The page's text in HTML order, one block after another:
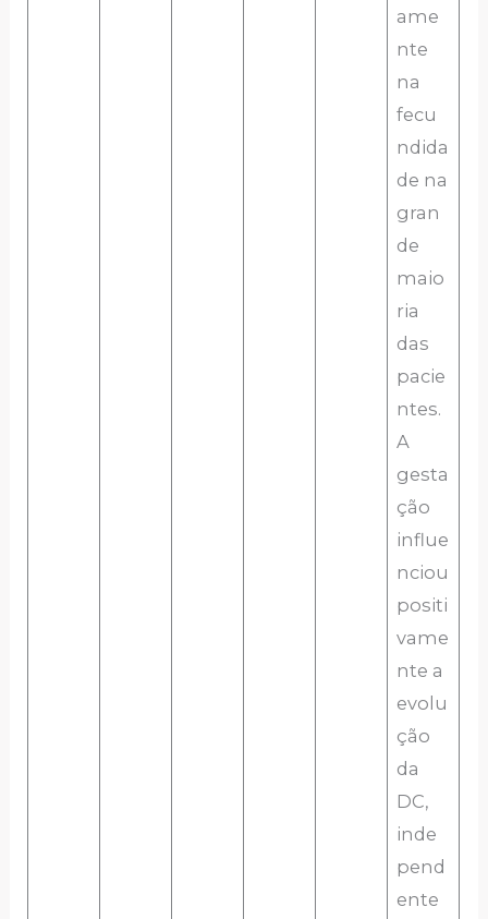
ame
nte
na
fecu
ndida
de na
gran
de
maio
ria
das
pacie
ntes.
A
gesta
ção
influe
nciou
positi
vame
nte a
evolu
ção
da
DC,
inde
pend
ente